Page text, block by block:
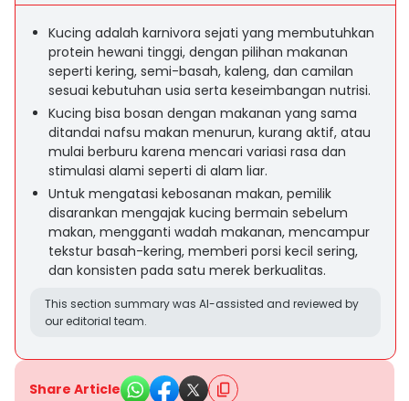
Kucing adalah karnivora sejati yang membutuhkan
protein hewani tinggi, dengan pilihan makanan
seperti kering, semi-basah, kaleng, dan camilan
sesuai kebutuhan usia serta keseimbangan nutrisi.
Kucing bisa bosan dengan makanan yang sama
ditandai nafsu makan menurun, kurang aktif, atau
mulai berburu karena mencari variasi rasa dan
stimulasi alami seperti di alam liar.
Untuk mengatasi kebosanan makan, pemilik
disarankan mengajak kucing bermain sebelum
makan, mengganti wadah makanan, mencampur
tekstur basah-kering, memberi porsi kecil sering,
dan konsisten pada satu merek berkualitas.
This section summary was AI-assisted and reviewed by
our editorial team.
Share Article